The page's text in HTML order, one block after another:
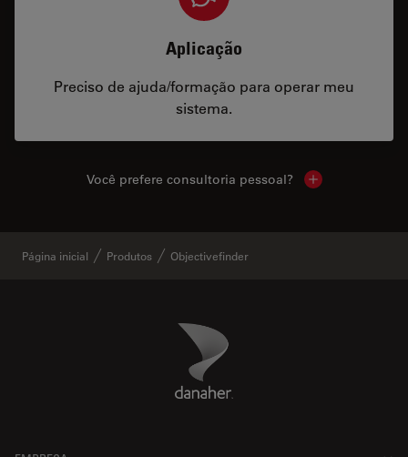
Aplicação
Preciso de ajuda/formação para operar meu
sistema.
Você prefere consultoria pessoal? Show local
Página inicial Produtos Objectivefinder
Danaher Logo